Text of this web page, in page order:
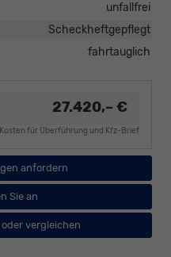
unfallfrei
Scheckheftgepflegt
fahrtauglich
27.420,– €
Kosten für Überführung und Kfz-Brief
anfordern
Sie an
vergleichen